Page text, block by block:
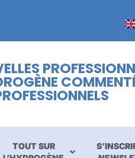
TOUT SUR